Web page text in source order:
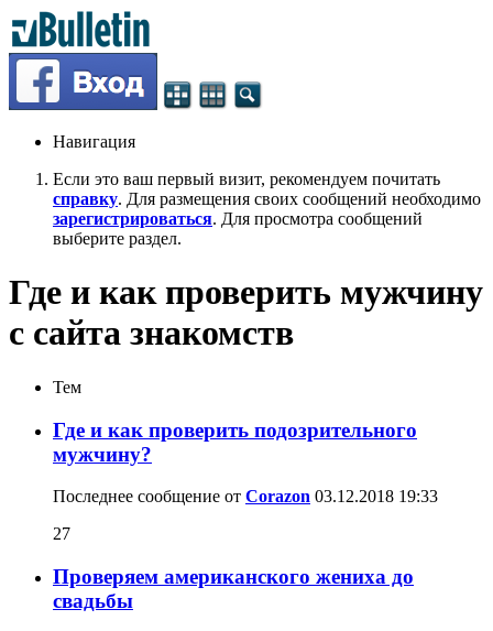
Навигация
Если это ваш первый визит, рекомендуем почитать
справку. Для размещения своих сообщений необходимо
зарегистрироваться. Для просмотра сообщений
выберите раздел.
Где и как проверить мужчину
с сайта знакомств
Тем
Где и как проверить подозрительного
мужчину?
Последнее сообщение от Corazon 03.12.2018 19:33
27
Проверяем американского жениха до
свадьбы